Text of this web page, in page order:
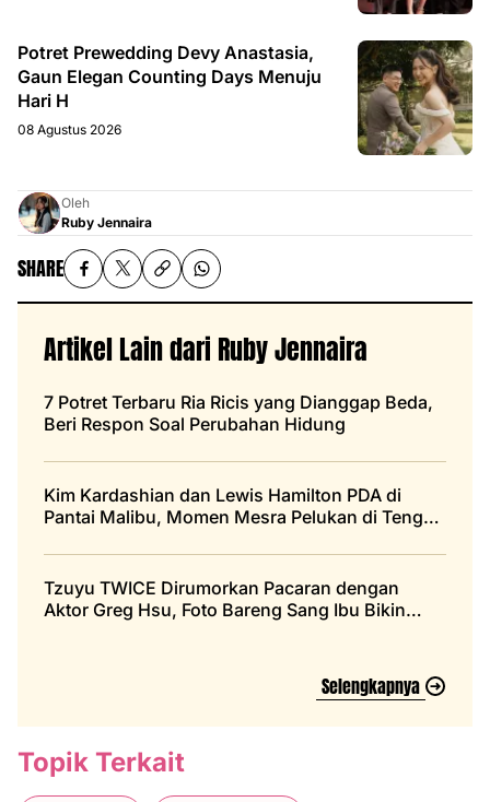
Potret Prewedding Devy Anastasia,
Gaun Elegan Counting Days Menuju
Hari H
08 Agustus 2026
Oleh
Ruby Jennaira
SHARE
Artikel Lain dari Ruby Jennaira
7 Potret Terbaru Ria Ricis yang Dianggap Beda,
Beri Respon Soal Perubahan Hidung
Kim Kardashian dan Lewis Hamilton PDA di
Pantai Malibu, Momen Mesra Pelukan di Tengah
Tzuyu TWICE Dirumorkan Pacaran dengan
Aktor Greg Hsu, Foto Bareng Sang Ibu Bikin
Selengkapnya
Topik Terkait